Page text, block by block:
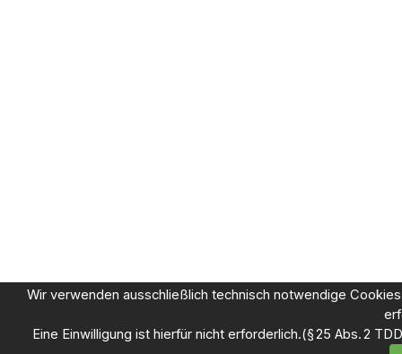
Wir verwenden ausschließlich technisch notwendige
Eine Einwilligung ist hierfür nicht erforderlich.(§ 25 Abs. 2